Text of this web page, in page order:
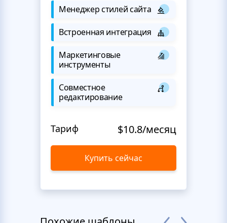
Менеджер стилей сайта
Встроенная интеграция
Маркетинговые
инструменты
Совместное
редактирование
Тариф $10.8/месяц
Купить сейчас